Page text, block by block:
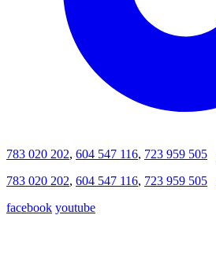
783 020 202, 604 547 116, 723 959 505
783 020 202, 604 547 116, 723 959 505
facebook youtube